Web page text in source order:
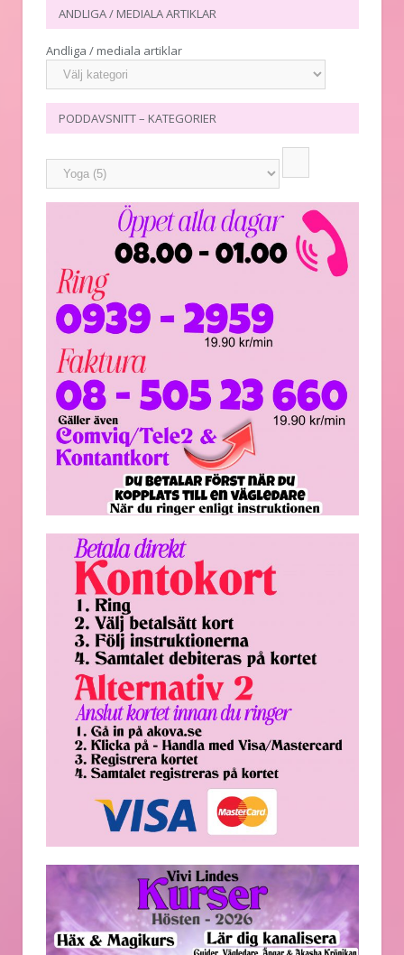
ANDLIGA / MEDIALA ARTIKLAR
Andliga / mediala artiklar
PODDAVSNITT – KATEGORIER